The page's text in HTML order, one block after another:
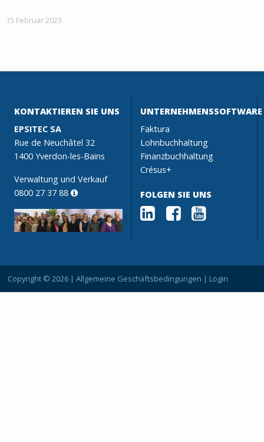
15 Februar 2023
KONTAKTIEREN SIE UNS
EPSITEC SA
Rue de Neuchâtel 32
1400 Yverdon-les-Bains
Verwaltung und Verkauf
0800 27 37 88
UNTERNEHMENSSOFTWARE
Faktura
Lohnbuchhaltung
Finanzbuchhaltung
Crésus+
FOLGEN SIE UNS
Copyright © 2026 | Allgemeine Geschäftsbedingungen | Login